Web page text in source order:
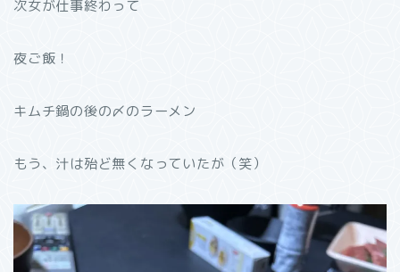
次女が仕事終わって
夜ご飯！
キムチ鍋の後の〆のラーメン
もう、汁は殆ど無くなっていたが（笑）